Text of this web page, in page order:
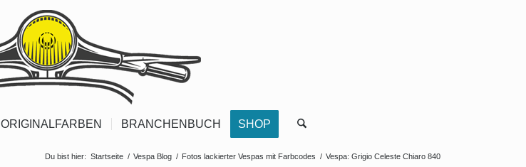
ORIGINALFARBEN BRANCHENBUCH SHOP
Du bist hier: Startseite / Vespa Blog / Fotos lackierter Vespas mit Farbcodes / Vespa: Grigio Celeste Chiaro 840